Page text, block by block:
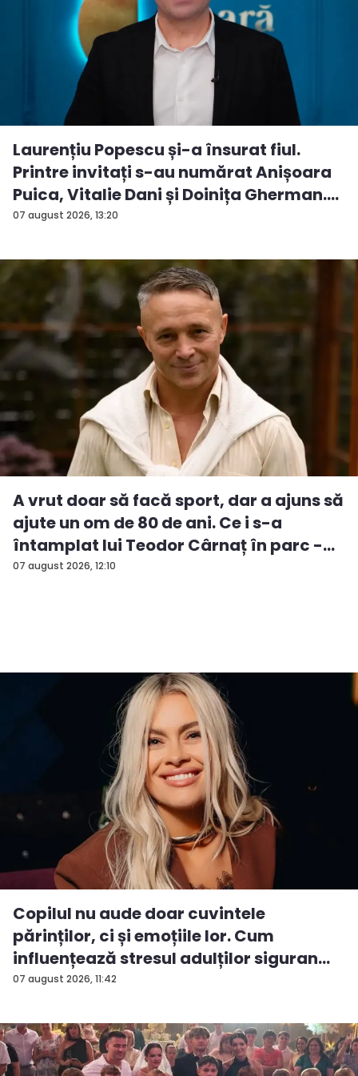
07 august 2026, 13:20
Laurențiu Popescu și-a însurat fiul.
Printre invitați s-au numărat Anișoara
Puica, Vitalie Dani și Doinița Gherman.
P...
07 august 2026, 12:10
A vrut doar să facă sport, dar a ajuns să
ajute un om de 80 de ani. Ce i s-a
întamplat lui Teodor Cârnaț în parc -
V...
07 august 2026, 11:42
Copilul nu aude doar cuvintele
părinților, ci și emoțiile lor. Cum
influențează stresul adulților siguran...